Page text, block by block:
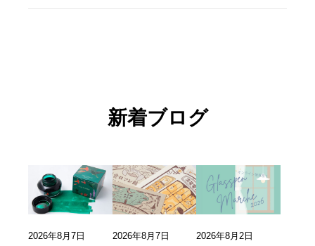
新着ブログ
2026年8月7日 2026年8月7日 2026年8月2日